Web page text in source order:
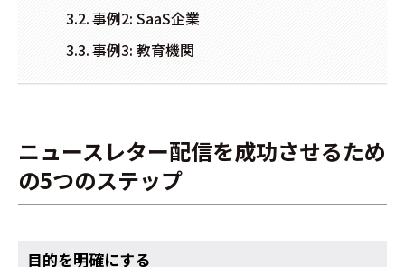
事例2: SaaS企業
事例3: 教育機関
ニュースレター配信を成功させるため
の5つのステップ
目的を明確にする